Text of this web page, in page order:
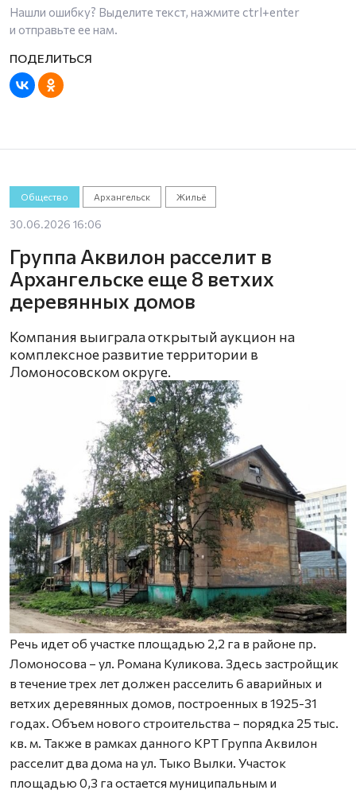
Нашли ошибку? Выделите текст, нажмите ctrl+enter
и отправьте ее нам.
Общество Архангельск Жильё
30.06.2026 16:06
Группа Аквилон расселит в
Архангельске еще 8 ветхих
деревянных домов
Компания выиграла открытый аукцион на
комплексное развитие территории в
Ломоносовском округе.
Речь идет об участке площадью 2,2 га в районе пр.
Ломоносова – ул. Романа Куликова. Здесь застройщик
в течение трех лет должен расселить 6 аварийных и
ветхих деревянных домов, построенных в 1925-31
годах. Объем нового строительства – порядка 25 тыс.
кв. м. Также в рамках данного КРТ Группа Аквилон
расселит два дома на ул. Тыко Вылки. Участок
площадью 0,3 га остается муниципальным и